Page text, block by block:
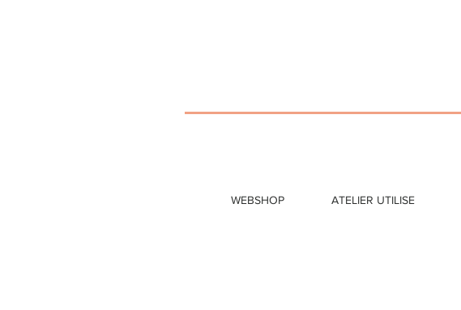
WEBSHOP ATELIER UTILISE